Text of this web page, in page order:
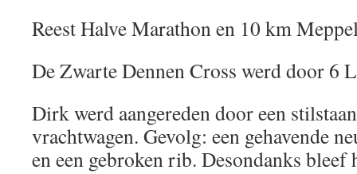
Reest Halve Marathon en 10 km
De Zwarte Dennen Cross werd door 6
Dirk werd aangereden door een
vrachtwagen. Gevolg: een gehavende
en een gebroken rib. Desondanks